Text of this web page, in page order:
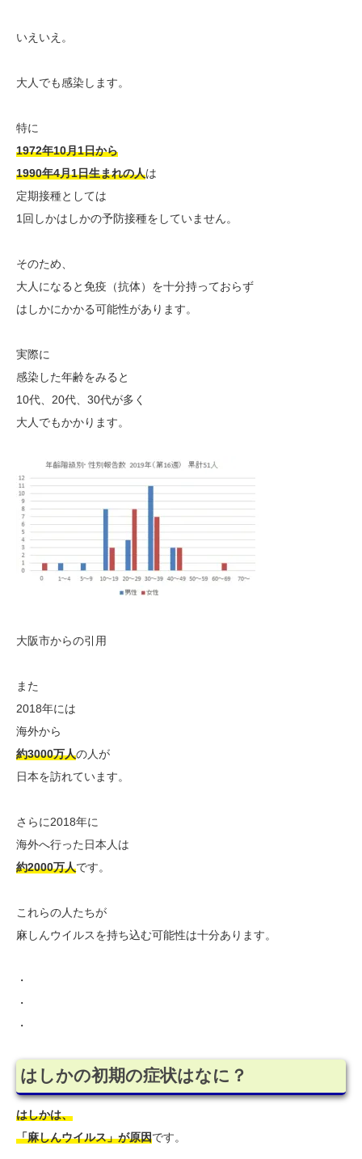
いえいえ。
大人でも感染します。
特に
1972年10月1日から
1990年4月1日生まれの人は
定期接種としては
1回しかはしかの予防接種をしていません。
そのため、
大人になると免疫（抗体）を十分持っておらず
はしかにかかる可能性があります。
実際に
感染した年齢をみると
10代、20代、30代が多く
大人でもかかります。
大阪市からの引用
また
2018年には
海外から
約3000万人の人が
日本を訪れています。
さらに2018年に
海外へ行った日本人は
約2000万人です。
これらの人たちが
麻しんウイルスを持ち込む可能性は十分あります。
・
・
・
はしかの初期の症状はなに？
はしかは、
「麻しんウイルス」が原因です。